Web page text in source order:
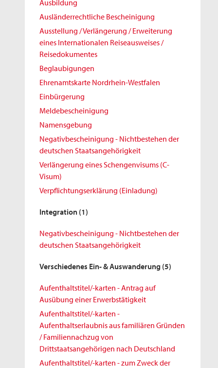
Ausbildung
Ausländerrechtliche Bescheinigung
Ausstellung / Verlängerung / Erweiterung
eines Internationalen Reiseausweises /
Reisedokumentes
Beglaubigungen
Ehrenamtskarte Nordrhein-Westfalen
Einbürgerung
Meldebescheinigung
Namensgebung
Negativbescheinigung - Nichtbestehen der
deutschen Staatsangehörigkeit
Verlängerung eines Schengenvisums (C-
Visum)
Verpflichtungserklärung (Einladung)
Integration (1)
Negativbescheinigung - Nichtbestehen der
deutschen Staatsangehörigkeit
Verschiedenes Ein- & Auswanderung (5)
Aufenthaltstitel/-karten - Antrag auf
Ausübung einer Erwerbstätigkeit
Aufenthaltstitel/-karten -
Aufenthaltserlaubnis aus familiären Gründen
/ Familiennachzug von
Drittstaatsangehörigen nach Deutschland
Aufenthaltstitel/-karten - zum Zweck der